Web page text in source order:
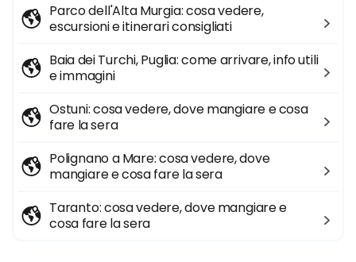
Parco dell'Alta Murgia: cosa vedere,
escursioni e itinerari consigliati
Baia dei Turchi, Puglia: come arrivare, info utili
e immagini
Ostuni: cosa vedere, dove mangiare e cosa
fare la sera
Polignano a Mare: cosa vedere, dove
mangiare e cosa fare la sera
Taranto: cosa vedere, dove mangiare e
cosa fare la sera